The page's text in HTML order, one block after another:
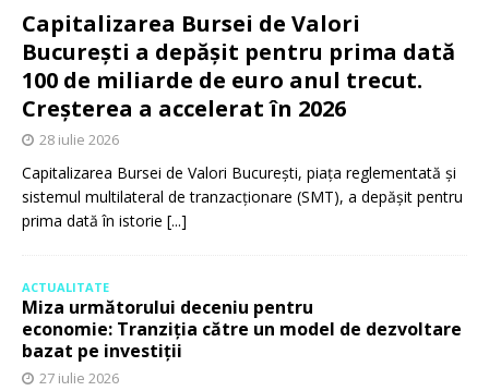
Capitalizarea Bursei de Valori
București a depășit pentru prima dată
100 de miliarde de euro anul trecut.
Creșterea a accelerat în 2026
28 iulie 2026
Capitalizarea Bursei de Valori București, piața reglementată și
sistemul multilateral de tranzacționare (SMT), a depășit pentru
prima dată în istorie [...]
ACTUALITATE
Miza următorului deceniu pentru
economie: Tranziția către un model de dezvoltare
bazat pe investiții
27 iulie 2026